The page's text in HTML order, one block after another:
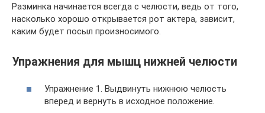
Разминка начинается всегда с челюсти, ведь от того,
насколько хорошо открывается рот актера, зависит,
каким будет посыл произносимого.
Упражнения для мышц нижней челюсти
Упражнение 1. Выдвинуть нижнюю челюсть
вперед и вернуть в исходное положение.